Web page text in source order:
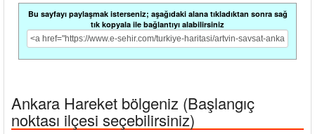
Bu sayfayı paylaşmak isterseniz; aşağıdaki alana tıkladıktan sonra sağ
tık kopyala ile bağlantıyı alabilirsiniz
Ankara Hareket bölgeniz (Başlangıç
noktası ilçesi seçebilirsiniz)